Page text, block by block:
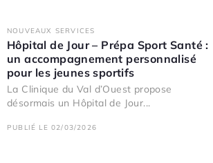
NOUVEAUX SERVICES
Hôpital de Jour – Prépa Sport Santé :
un accompagnement personnalisé
pour les jeunes sportifs
La Clinique du Val d’Ouest propose
désormais un Hôpital de Jour...
PUBLIÉ LE 02/03/2026